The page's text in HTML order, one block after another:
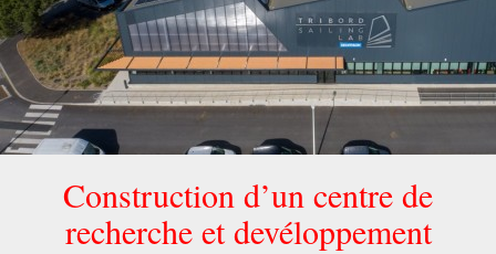
Construction d’un centre de
recherche et devéloppement